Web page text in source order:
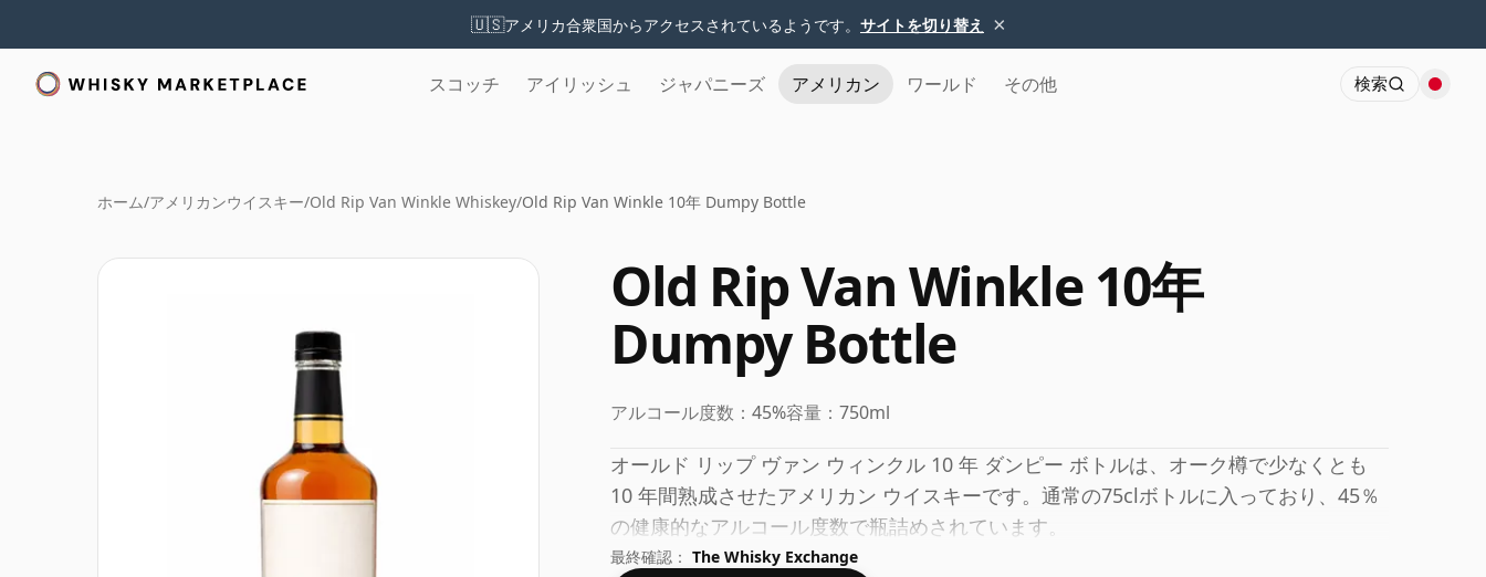
🇺🇸アメリカ合衆国からアクセスされているようです。 サイトを切り替え ×
スコッチ アイリッシュ ジャパニーズ アメリカン ワールド その他 検索
ホーム/アメリカンウイスキー/Old Rip Van Winkle Whiskey/Old Rip Van Winkle 10年 Dumpy Bottle
Old Rip Van Winkle 10年
Dumpy Bottle
アルコール度数： 45%容量： 750ml
オールド リップ ヴァン ウィンクル 10 年 ダンピー ボトルは、オーク樽で少なくとも
10 年間熟成させたアメリカン ウイスキーです。通常の75clボトルに入っており、45％
の健康的なアルコール度数で瓶詰めされています。
最終確認： The Whisky Exchange